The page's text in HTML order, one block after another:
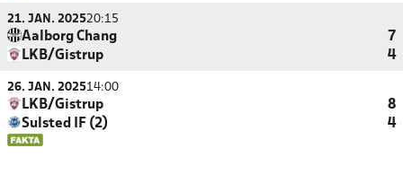
21. JAN. 202520:15
Aalborg Chang
7
LKB/Gistrup
4
26. JAN. 202514:00
LKB/Gistrup
8
Sulsted IF (2)
4